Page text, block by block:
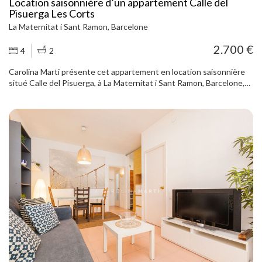
Pisuerga Les Corts
La Maternitat i Sant Ramon, Barcelone
4 2 2.700 €
Carolina Marti présente cet appartement en location saisonnière
situé Calle del Pisuerga, à La Maternitat i Sant Ramon, Barcelone,
cinquième étage extérieur avec ascenseur, qui se distingue par ses
beaux volumes, son excellente luminosité naturelle et ses vues
dégagées. Toutes les pièces sont extérieures, ce qui procure une
sensation de confort et de bien-être tout au long de la journée. Le
bien est loué entièrement meublé et sera disponible à partir de
mai. L’espace jour offre un salon-salle à manger d’environ 30 m²,
spacieux et agréable, avec un accès direct à la terrasse, un espace
idéal pour profiter de l’extérieur au quotidien. La cuisine
indépendante, de belles dimensions, est pratique et fonctionnelle,
et comprend également un espace buanderie. L’espace nuit se
compose de 4 chambres. La chambre principale est une suite avec
salle de bains complète, placards intégrés et accès à un balcon. Cet
espace est complété par trois autres chambres doubles, toutes